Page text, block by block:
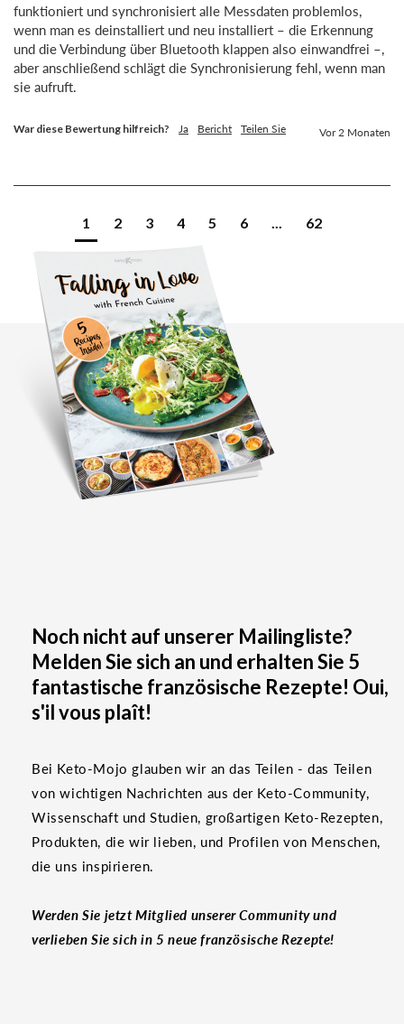
funktioniert und synchronisiert alle Messdaten problemlos,
wenn man es deinstalliert und neu installiert – die Erkennung
und die Verbindung über Bluetooth klappen also einwandfrei –,
aber anschließend schlägt die Synchronisierung fehl, wenn man
sie aufruft.
War diese Bewertung hilfreich? Ja Bericht Teilen Sie Vor 2 Monaten
1 2 3 4 5 6 ... 62
Noch nicht auf unserer Mailingliste?
Melden Sie sich an und erhalten Sie 5
fantastische französische Rezepte! Oui,
s'il vous plaît!
Bei Keto-Mojo glauben wir an das Teilen - das Teilen
von wichtigen Nachrichten aus der Keto-Community,
Wissenschaft und Studien, großartigen Keto-Rezepten,
Produkten, die wir lieben, und Profilen von Menschen,
die uns inspirieren.
Werden Sie jetzt Mitglied unserer Community und
verlieben Sie sich in 5 neue französische Rezepte!